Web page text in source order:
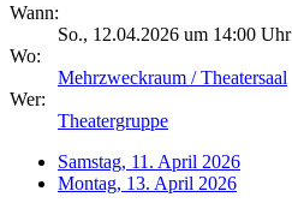
Wann:
So., 12.04.2026 um 14:00 Uhr
Wo:
Mehrzweckraum / Theatersaal
Wer:
Theatergruppe
Samstag, 11. April 2026
Montag, 13. April 2026